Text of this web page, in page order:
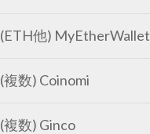
(ETH他) MyEtherWallet
(複数) Coinomi
(複数) Ginco